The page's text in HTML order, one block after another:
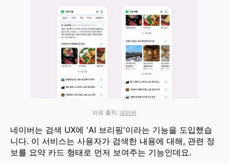
자료 출처: 네이버
네이버는 검색 UX에 'AI 브리핑'이라는 기능을 도입했습
니다. 이 서비스는 사용자가 검색한 내용에 대해, 관련 정
보를 요약 카드 형태로 먼저 보여주는 기능인데요.